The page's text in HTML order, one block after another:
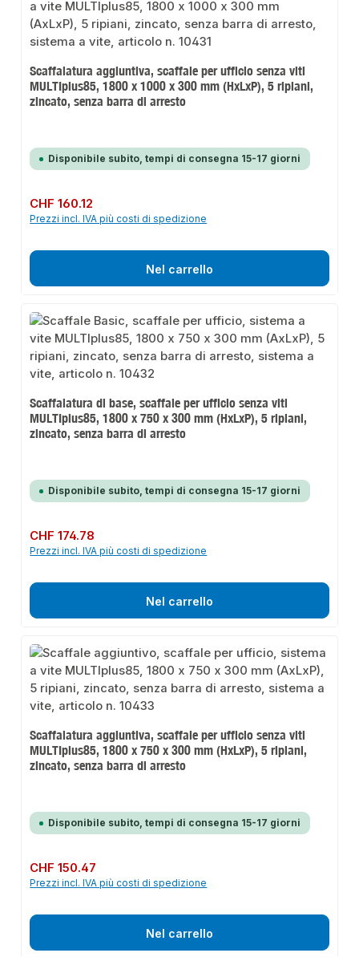
Scaffalatura aggiuntiva, scaffale per ufficio senza viti
MULTIplus85, 1800 x 1000 x 300 mm (HxLxP), 5 ripiani,
zincato, senza barra di arresto
Disponibile subito, tempi di consegna 15-17 giorni
Prezzo normale:
CHF 160.12
Prezzi incl. IVA più costi di spedizione
Nel carrello
Scaffalatura di base, scaffale per ufficio senza viti
MULTIplus85, 1800 x 750 x 300 mm (HxLxP), 5 ripiani,
zincato, senza barra di arresto
Disponibile subito, tempi di consegna 15-17 giorni
Prezzo normale:
CHF 174.78
Prezzi incl. IVA più costi di spedizione
Nel carrello
Scaffalatura aggiuntiva, scaffale per ufficio senza viti
MULTIplus85, 1800 x 750 x 300 mm (HxLxP), 5 ripiani,
zincato, senza barra di arresto
Disponibile subito, tempi di consegna 15-17 giorni
Prezzo normale:
CHF 150.47
Prezzi incl. IVA più costi di spedizione
Nel carrello